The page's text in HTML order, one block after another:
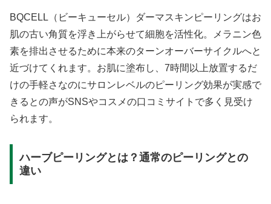
BQCELL（ビーキューセル）ダーマスキンピーリングはお
肌の古い角質を浮き上がらせて細胞を活性化。メラニン色
素を排出させるために本来のターンオーバーサイクルへと
近づけてくれます。お肌に塗布し、7時間以上放置するだ
けの手軽さなのにサロンレベルのピーリング効果が実感で
きるとの声がSNSやコスメの口コミサイトで多く見受け
られます。
ハーブピーリングとは？通常のピーリングとの
違い